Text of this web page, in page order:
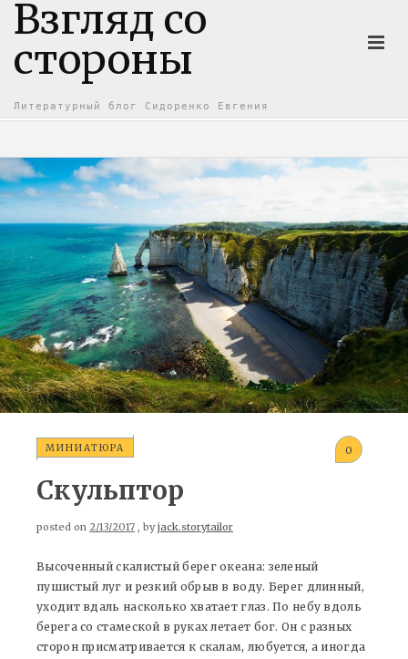
Взгляд со
стороны
Литературный блог Сидоренко Евгения
МИНИАТЮРА 0
Скульптор
posted on 2/13/2017 , byjack.storytailor
Высоченный скалистый берег океана: зеленый
пушистый луг и резкий обрыв в воду. Берег длинный,
уходит вдаль насколько хватает глаз. По небу вдоль
берега со стамеской в руках летает бог. Он с разных
сторон присматривается к скалам, любуется, а иногда